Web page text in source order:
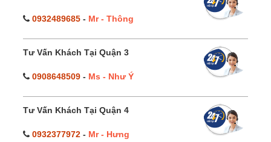
0932489685 - Mr - Thông
Tư Vấn Khách Tại Quận 3
0908648509 - Ms - Như Ý
Tư Vấn Khách Tại Quận 4
0932377972 - Mr - Hưng